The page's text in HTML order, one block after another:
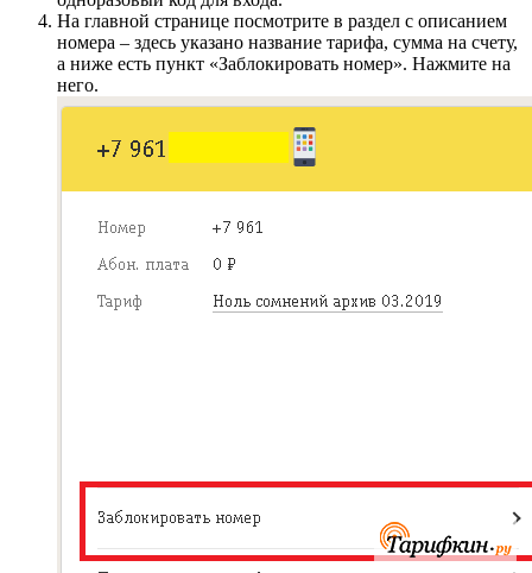
На главной странице посмотрите в раздел с описанием
номера – здесь указано название тарифа, сумма на счету,
а ниже есть пункт «Заблокировать номер». Нажмите на
него.